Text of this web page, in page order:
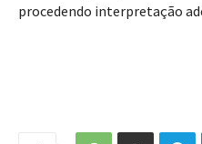
procedendo interpretação